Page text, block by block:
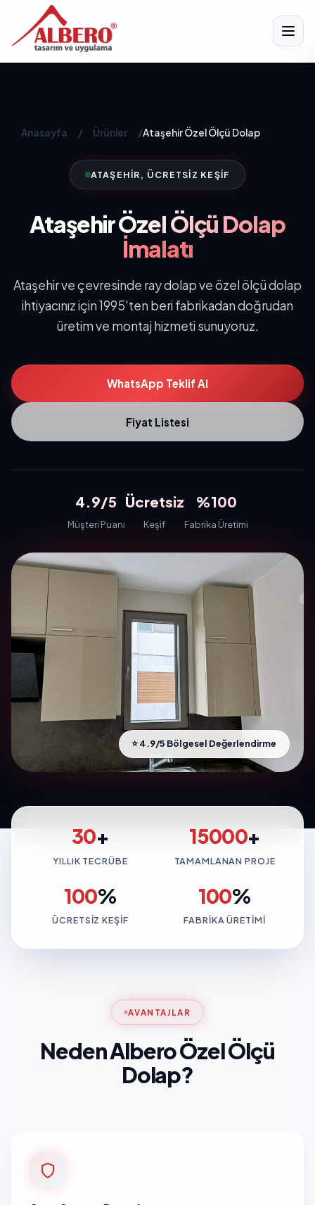
Anasayfa / Ürünler /Ataşehir Özel Ölçü Dolap
ATAŞEHIR, ÜCRETSIZ KEŞIF
AtaşehirÖzel Ölçü Dolap
İmalatı
Ataşehir ve çevresinde ray dolap ve özel ölçü dolap
ihtiyacınız için 1995'ten beri fabrikadan doğrudan
üretim ve montaj hizmeti sunuyoruz.
WhatsApp Teklif Al
Fiyat Listesi
4.9/5
Müşteri Puanı
Ücretsiz
Keşif
%100
Fabrika Üretimi
⭐ 4.9/5 Bölgesel Değerlendirme
30+
YILLIK TECRÜBE
15000+
TAMAMLANAN PROJE
100%
ÜCRETSIZ KEŞIF
100%
FABRIKA ÜRETIMI
AVANTAJLAR
Neden Albero Özel Ölçü
Dolap?